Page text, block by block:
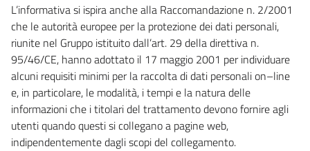
L’informativa si ispira anche alla Raccomandazione n. 2/2001
che le autorità europee per la protezione dei dati personali,
riunite nel Gruppo istituito dall’art. 29 della direttiva n.
95/46/CE, hanno adottato il 17 maggio 2001 per individuare
alcuni requisiti minimi per la raccolta di dati personali on–line
e, in particolare, le modalità, i tempi e la natura delle
informazioni che i titolari del trattamento devono fornire agli
utenti quando questi si collegano a pagine web,
indipendentemente dagli scopi del collegamento.